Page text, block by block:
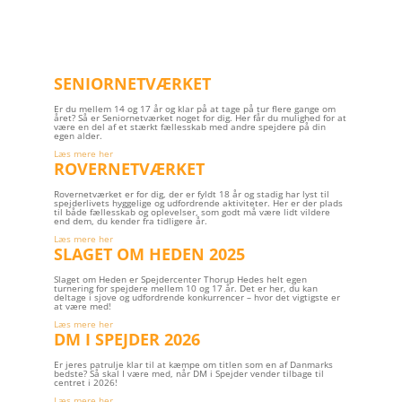
SENIORNETVÆRKET
Er du mellem 14 og 17 år og klar på at tage på tur flere gange om
året? Så er Seniornetværket noget for dig. Her får du mulighed for at
være en del af et stærkt fællesskab med andre spejdere på din
egen alder.
Læs mere her
ROVERNETVÆRKET
Rovernetværket er for dig, der er fyldt 18 år og stadig har lyst til
spejderlivets hyggelige og udfordrende aktiviteter. Her er der plads
til både fællesskab og oplevelser, som godt må være lidt vildere
end dem, du kender fra tidligere år.
Læs mere her
SLAGET OM HEDEN 2025
Slaget om Heden er Spejdercenter Thorup Hedes helt egen
turnering for spejdere mellem 10 og 17 år. Det er her, du kan
deltage i sjove og udfordrende konkurrencer – hvor det vigtigste er
at være med!
Læs mere her
DM I SPEJDER 2026
Er jeres patrulje klar til at kæmpe om titlen som en af Danmarks
bedste? Så skal I være med, når DM i Spejder vender tilbage til
centret i 2026!